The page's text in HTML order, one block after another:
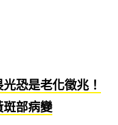
恐是老化徵兆！
斑部病變